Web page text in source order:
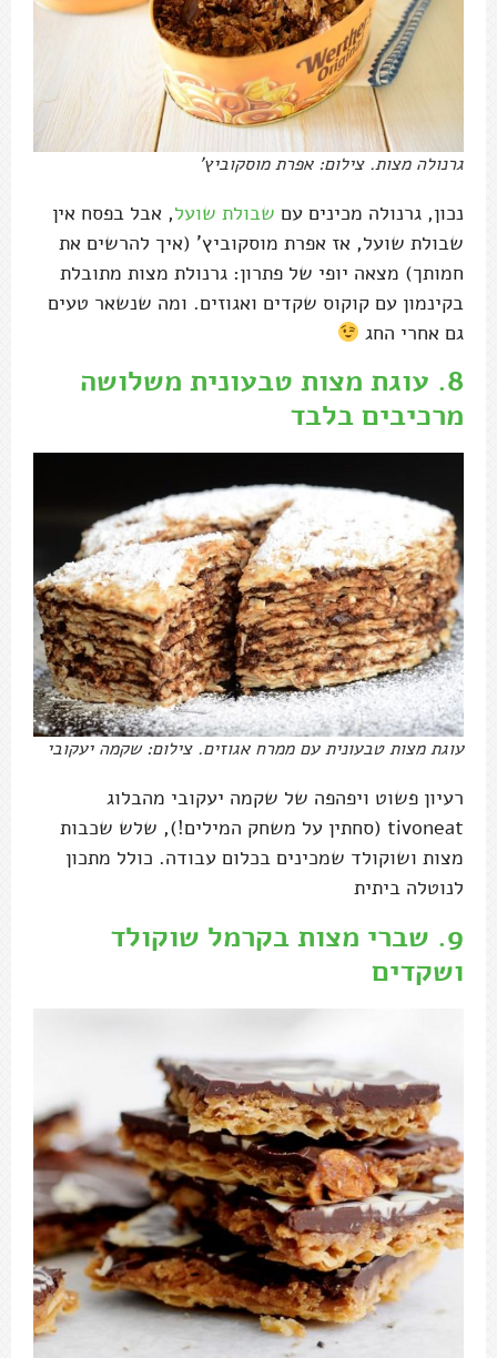
גרנולה מצות. צילום: אפרת מוסקוביץ'
נכון, גרנולה מכינים עם שבולת שועל, אבל בפסח אין
שבולת שועל, אז אפרת מוסקוביץ' (איך להרשים את
חמותך) מצאה יופי של פתרון: גרנולת מצות מתובלת
בקינמון עם קוקוס שקדים ואגוזים. ומה שנשאר טעים
גם אחרי החג
8. עוגת מצות טבעונית משלושה
מרכיבים בלבד
עוגת מצות טבעונית עם ממרח אגוזים. צילום: שקמה יעקובי
רעיון פשוט ויפהפה של שקמה יעקובי מהבלוג
tivoneat (סחתין על משחק המילים!), שלש שכבות
מצות ושוקולד שמכינים בכלום עבודה. כולל מתכון
לנוטלה ביתית
9. שברי מצות בקרמל שוקולד
ושקדים